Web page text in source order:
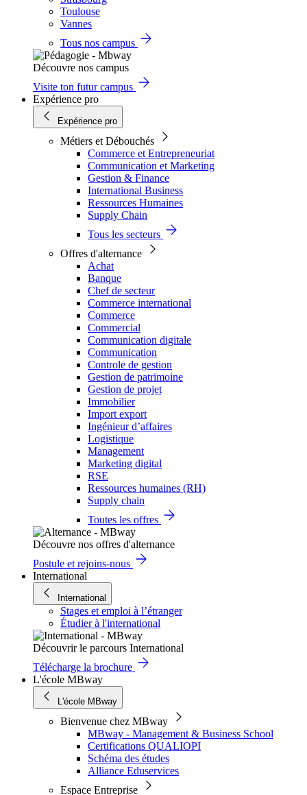
Toulouse
Vannes
Tous nos campus
Découvre nos campus
Visite ton futur campus
Expérience pro
Expérience pro
Métiers et Débouchés
Commerce et Entrepreneuriat
Communication et Marketing
Gestion & Finance
International Business
Ressources Humaines
Supply Chain
Tous les secteurs
Offres d'alternance
Achat
Banque
Chef de secteur
Commerce international
Commerce
Commercial
Communication digitale
Communication
Controle de gestion
Gestion de patrimoine
Gestion de projet
Immobilier
Import export
Ingénieur d’affaires
Logistique
Management
Marketing digital
RSE
Ressources humaines (RH)
Supply chain
Toutes les offres
Découvre nos offres d'alternance
Postule et rejoins-nous
International
International
Stages et emploi à l’étranger
Étudier à l'international
Découvrir le parcours International
Télécharge la brochure
L'école MBway
L'école MBway
Bienvenue chez MBway
MBway - Management & Business School
Certifications QUALIOPI
Schéma des études
Alliance Eduservices
Espace Entreprise